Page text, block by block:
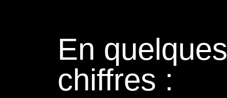
En quelques
chiffres :